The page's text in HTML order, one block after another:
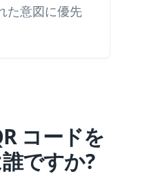
た意図に優先
コードを
ですか?